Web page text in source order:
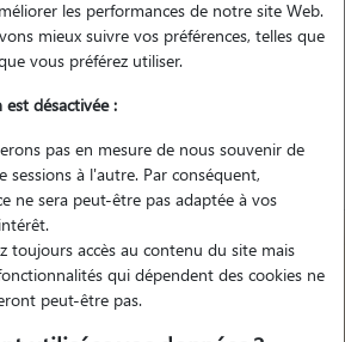
à Fontaine
les performances de notre site Web.
mieux suivre vos préférences, telles que
vous préférez utiliser.
désactivée :
pas en mesure de nous souvenir de
sessions à l'autre. Par conséquent,
ne sera peut-être pas adaptée à vos
toujours accès au contenu du site mais
qui dépendent des cookies ne
peut-être pas.